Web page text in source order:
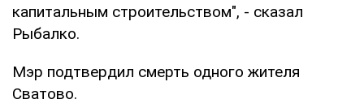
капитальным строительством", - сказал
Рыбалко.
Мэр подтвердил смерть одного жителя
Сватово.